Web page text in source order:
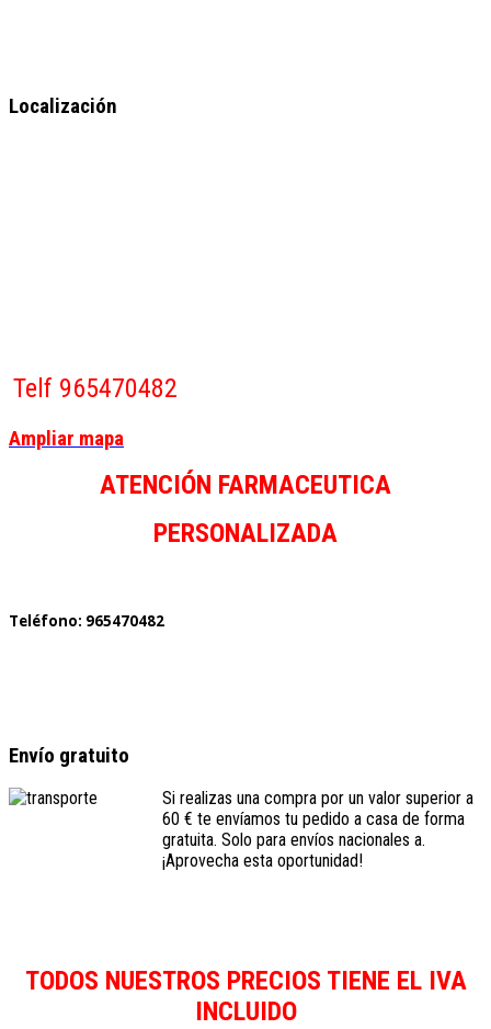
Localización
Telf 965470482
Ampliar mapa
ATENCIÓN FARMACEUTICA
PERSONALIZADA
Teléfono: 965470482
Envío gratuito
Si realizas una compra por un valor superior a
60 € te envíamos tu pedido a casa de forma
gratuita. Solo para envíos nacionales a.
¡Aprovecha esta oportunidad!
TODOS NUESTROS PRECIOS TIENE EL IVA
INCLUIDO